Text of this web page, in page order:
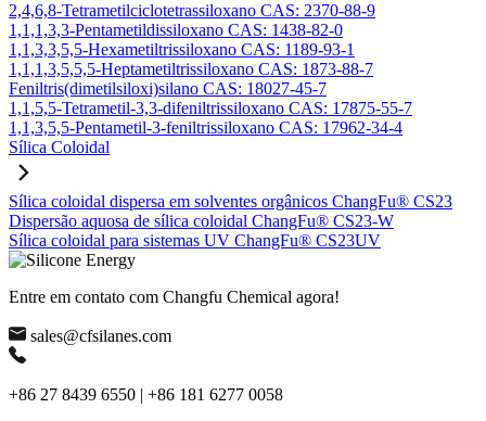
2,4,6,8-Tetrametilciclotetrassiloxano CAS: 2370-88-9
1,1,1,3,3-Pentametildissiloxano CAS: 1438-82-0
1,1,3,3,5,5-Hexametiltrissiloxano CAS: 1189-93-1
1,1,1,3,5,5,5-Heptametiltrissiloxano CAS: 1873-88-7
Feniltris(dimetilsiloxi)silano CAS: 18027-45-7
1,1,5,5-Tetrametil-3,3-difeniltrissiloxano CAS: 17875-55-7
1,1,3,5,5-Pentametil-3-feniltrissiloxano CAS: 17962-34-4
Sílica Coloidal
Sílica coloidal dispersa em solventes orgânicos ChangFu® CS23
Dispersão aquosa de sílica coloidal ChangFu® CS23-W
Sílica coloidal para sistemas UV ChangFu® CS23UV
Entre em contato com Changfu Chemical agora!
sales@cfsilanes.com
+86 27 8439 6550 | +86 181 6277 0058